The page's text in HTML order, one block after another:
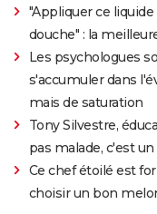
"Appliquer ce liquide
douche" : la
Les psychologues
s'accumuler dans
mais de saturation
Tony Silvestre,
pas malade, c'est
Ce chef étoilé est
choisir un bon